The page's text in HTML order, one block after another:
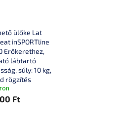
ülőke Lat
inSPORTline
Erőkerethez,
lábtartó
súly: 10 kg,
rögzítés
Ft